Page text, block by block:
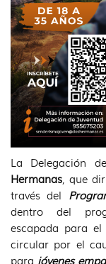
La Delegación
Hermanas, que
través del
dentro del
escapada para el
circular por el
para jóvenes